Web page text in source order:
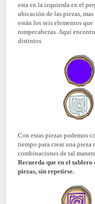
esta en la izquierda en el
ubicación de las piezas,
están los seis elementos
rompecabezas. Aquí
distintos.
Con estas piezas podemos
tiempo para crear una pieza
combinaciones de tal
Recuerda que en el tablero
piezas, sin repetirse.